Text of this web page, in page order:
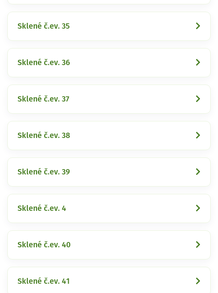
Sklené č.ev. 35
Sklené č.ev. 36
Sklené č.ev. 37
Sklené č.ev. 38
Sklené č.ev. 39
Sklené č.ev. 4
Sklené č.ev. 40
Sklené č.ev. 41